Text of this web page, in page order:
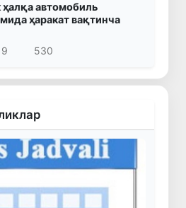
автомобиль
ҳаракат вақтинча
530